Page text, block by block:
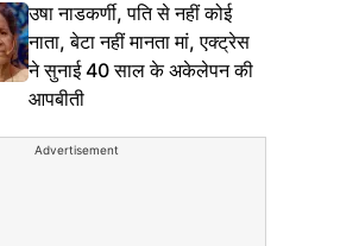
उषा नाडकर्णी, पति से नहीं कोई
नाता, बेटा नहीं मानता मां, एक्ट्रेस
ने सुनाई 40 साल के अकेलेपन की
आपबीती
Advertisement